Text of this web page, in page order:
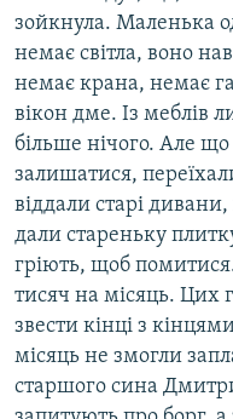
зойкнула. Маленька
немає світла, воно
немає крана, немає
вікон дме. Із меблів
більше нічого. Але
залишатися,
віддали старі дивани,
дали стареньку
гріють, щоб
тисяч на місяць. Цих
звести кінці з
місяць не змогли
старшого сина